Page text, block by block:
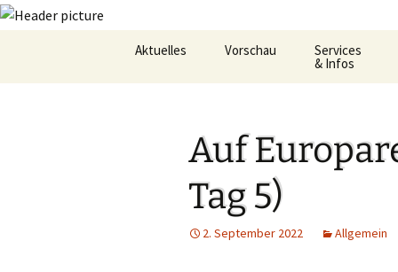
Zum
springen
Aktuelles Vorschau
Zukunftswerkstatt –
Startseite
Services
& Infos
Gemeindeheft
St.Hildegard
Auf
Tag 5)
2. September 2022 Allgemein